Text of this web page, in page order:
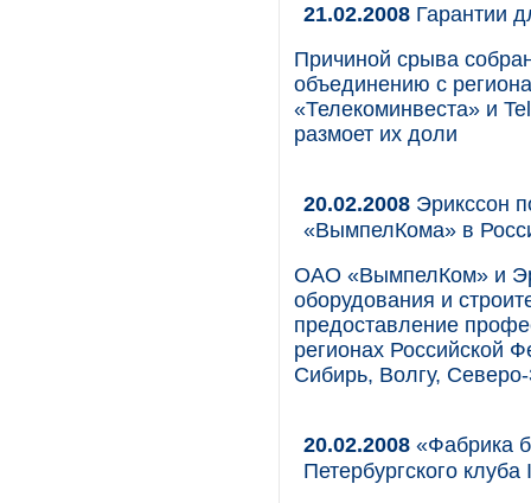
21.02.2008 Гарантии
Причиной срыва
объединению с
«Телекоминвеста» и
размоет их доли
20.02.2008 Эрикссон
«ВымпелКома» в
ОАО «ВымпелКом» и
оборудования и
предоставление
регионах Российской
Сибирь, Волгу,
20.02.2008 «Фабрика
Петербургского